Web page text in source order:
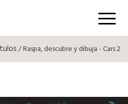
Menú
/ Raspa, descubre y dibuja - Cars 2